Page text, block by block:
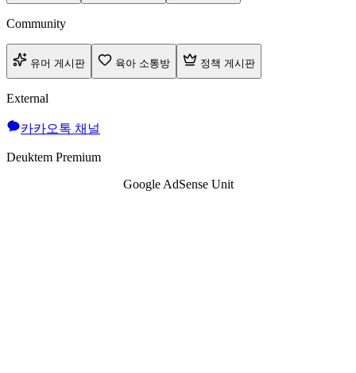
Community
유머 게시판 육아 소통방 정책 게시판
External
카카오톡 채널
Deuktem Premium
Google AdSense Unit